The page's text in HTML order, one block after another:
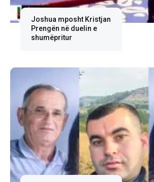
Joshua mposht Kristjan
Prengën në duelin e
shumëpritur